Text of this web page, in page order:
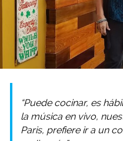
“Puede cocinar, es
la música en vivo,
Paris, prefiere ir a un